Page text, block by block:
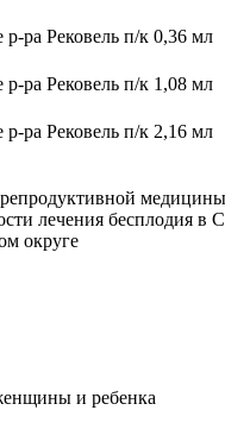
р-ра Рековель п/к 0,36 мл
р-ра Рековель п/к 1,08 мл
р-ра Рековель п/к 2,16 мл
лечения бесплодия в
округе
и ребенка